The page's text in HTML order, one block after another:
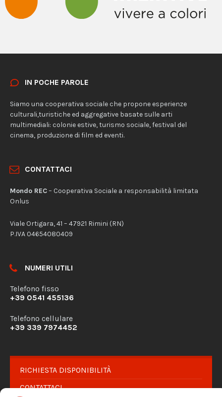
IN POCHE PAROLE
Siamo una cooperativa sociale che propone esperienze
culturali,turistiche ed aggregative basate sulle arti
multimediali: colonie estive, turismo sociale, festival del
cinema, produzione di film ed eventi.
CONTATTACI
Mondo REC– Cooperativa Sociale a responsabilità limitata
Onlus
Viale Ortigara, 41 – 47921 Rimini (RN)
P.IVA 04654080409
NUMERI UTILI
Telefono fisso
+39 0541 455136
Telefono cellulare
+39 339 7974452
RICHIESTA DISPONIBILITÀ
CONTATTACI